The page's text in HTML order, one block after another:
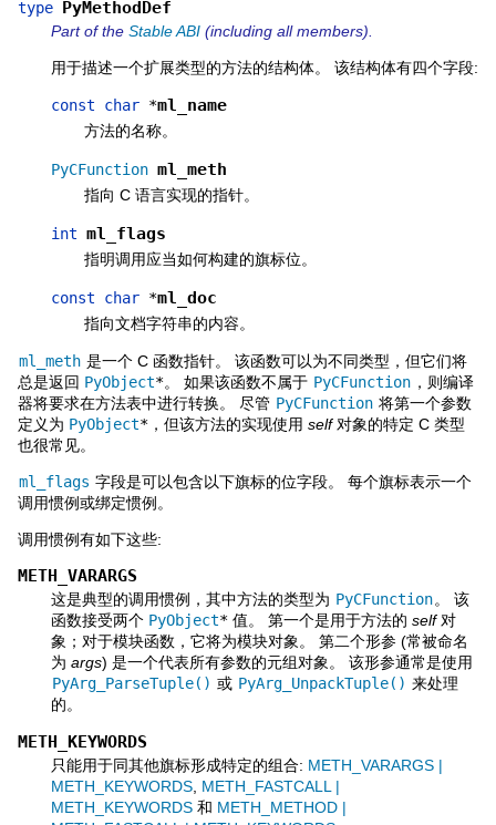
type PyMethodDef
Part of the Stable ABI (including all members).
用于描述一个扩展类型的方法的结构体。 该结构体有四个字段:
const char *ml_name
方法的名称。
PyCFunction ml_meth
指向 C 语言实现的指针。
int ml_flags
指明调用应当如何构建的旗标位。
const char *ml_doc
指向文档字符串的内容。
ml_meth 是一个 C 函数指针。 该函数可以为不同类型，但它们将
总是返回 PyObject*。 如果该函数不属于 PyCFunction ，则编译
器将要求在方法表中进行转换。 尽管 PyCFunction 将第一个参数
定义为 PyObject* ，但该方法的实现使用 self对象的特定 C 类型
也很常见。
ml_flags 字段是可以包含以下旗标的位字段。 每个旗标表示一个
调用惯例或绑定惯例。
调用惯例有如下这些:
METH_VARARGS
这是典型的调用惯例，其中方法的类型为 PyCFunction。 该
函数接受两个 PyObject* 值。 第一个是用于方法的 self对
象；对于模块函数，它将为模块对象。 第二个形参 (常被命名
为 args) 是一个代表所有参数的元组对象。 该形参通常是使用
PyArg_ParseTuple() 或 PyArg_UnpackTuple() 来处理
的。
METH_KEYWORDS
只能用于同其他旗标形成特定的组合: METH_VARARGS |
METH_KEYWORDS METH_FASTCALL |
METH_KEYWORDS 和 METH_METHOD |